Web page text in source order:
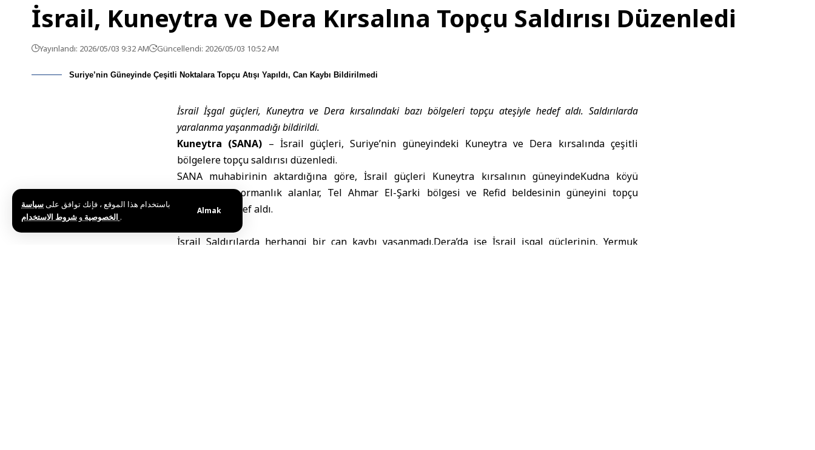
باستخدام هذا الموقع ، فإنك توافق علىسياسة
الخصوصية و .
Almak
İsrail, Kuneytra ve Dera Kırsalına Topçu Saldırısı Düzenledi
Yayınlandı: 2026/05/03 9:32 AM Güncellendi: 2026/05/03 10:52 AM
Suriye’nin Güneyinde Çeşitli Noktalara Topçu Atışı Yapıldı, Can Kaybı Bildirilmedi
İsrail İşgal güçleri, Kuneytra ve Dera kırsalındaki bazı bölgeleri topçu ateşiyle hedef aldı. Saldırılarda
yaralanma yaşanmadığı bildirildi.
Kuneytra (SANA) – İsrail güçleri,Suriye’nin güneyindeki Kuneytra ve Dera kırsalında çeşitli
bölgelere topçu saldırısı düzenledi.
SANA muhabirinin aktardığına göre, İsrail güçleri Kuneytra kırsalının güneyindeKudna köyü
çevresindeki ormanlık alanlar, Tel Ahmar El-Şarki bölgesi ve Refid beldesinin güneyini topçu
atışlarıyla hedef aldı.
İsrail Saldırılarda herhangi bir can kaybı yaşanmadı.Dera’da ise İsrail işgal güçlerinin, Yermuk